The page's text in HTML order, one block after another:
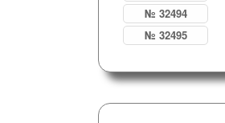
№ 32494
№ 32495